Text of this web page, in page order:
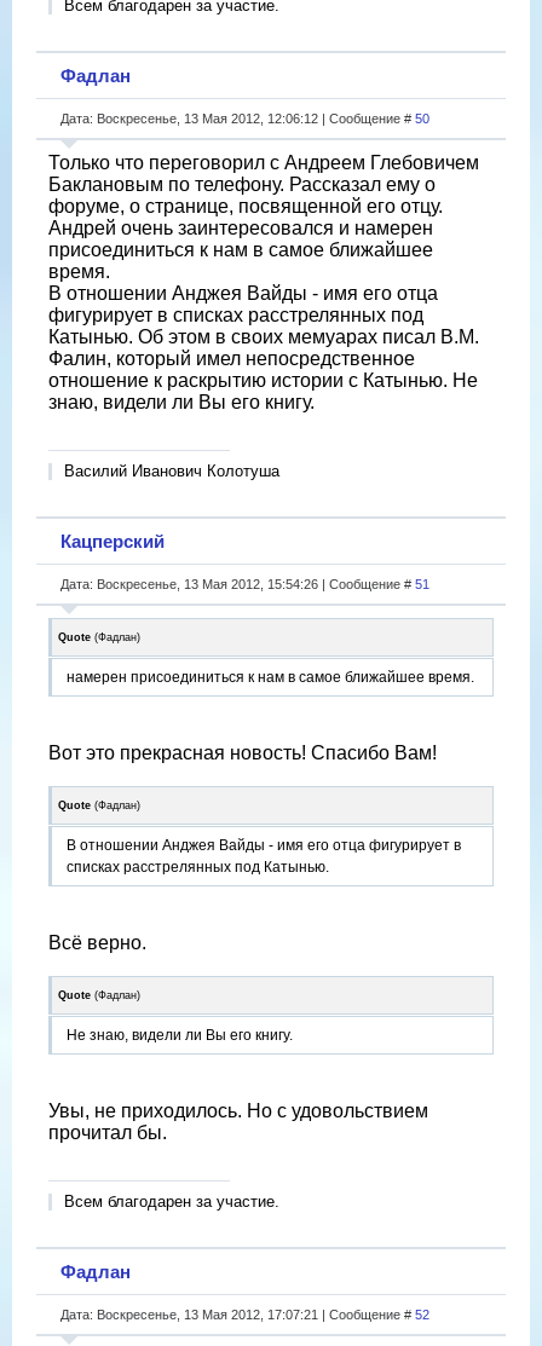
Всем благодарен за участие.
Фадлан
Дата: Воскресенье, 13 Мая 2012, 12:06:12 | Сообщение # 50
Только что переговорил с Андреем Глебовичем
Баклановым по телефону. Рассказал ему о
форуме, о странице, посвященной его отцу.
Андрей очень заинтересовался и намерен
присоединиться к нам в самое ближайшее
время.
В отношении Анджея Вайды - имя его отца
фигурирует в списках расстрелянных под
Катынью. Об этом в своих мемуарах писал В.М.
Фалин, который имел непосредственное
отношение к раскрытию истории с Катынью. Не
знаю, видели ли Вы его книгу.
Василий Иванович Колотуша
Кацперский
Дата: Воскресенье, 13 Мая 2012, 15:54:26 | Сообщение # 51
Quote (Фадлан)
намерен присоединиться к нам в самое ближайшее время.
Вот это прекрасная новость! Спасибо Вам!
Quote (Фадлан)
В отношении Анджея Вайды - имя его отца фигурирует в
списках расстрелянных под Катынью.
Всё верно.
Quote (Фадлан)
Не знаю, видели ли Вы его книгу.
Увы, не приходилось. Но с удовольствием
прочитал бы.
Всем благодарен за участие.
Фадлан
Дата: Воскресенье, 13 Мая 2012, 17:07:21 | Сообщение # 52